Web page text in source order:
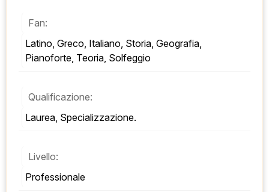
Fan:
Latino, Greco, Italiano, Storia, Geografia,
Pianoforte, Teoria, Solfeggio
Qualificazione:
Laurea, Specializzazione.
Livello:
Professionale